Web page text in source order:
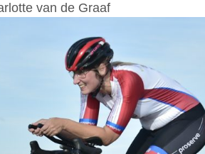
van de Graaf